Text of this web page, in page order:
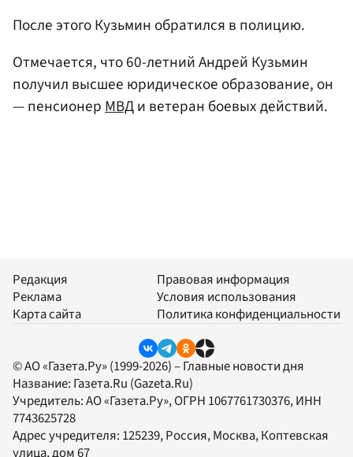
После этого Кузьмин обратился в полицию.
Отмечается, что 60-летний Андрей Кузьмин
получил высшее юридическое образование, он
— пенсионерМВДи ветеран боевых действий.
Редакция
Реклама
Карта сайта
Правовая информация
Условия использования
Политика конфиденциальности
© АО «Газета.Ру» (1999-2026) – Главные новости дня
Название: Газета.Ru (Gazeta.Ru)
Учредитель:АО «Газета.Ру», ОГРН 1067761730376, ИНН
7743625728
Адрес учредителя: 125239, Россия, Москва, Коптевская